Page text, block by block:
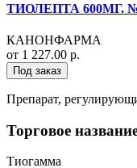
ТИОЛЕПТА 600МГ.
КАНОНФАРМА
от 1 227.00 р.
Под заказ
Препарат,
Торговое
Тиогамма